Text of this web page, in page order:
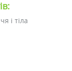
і тіла